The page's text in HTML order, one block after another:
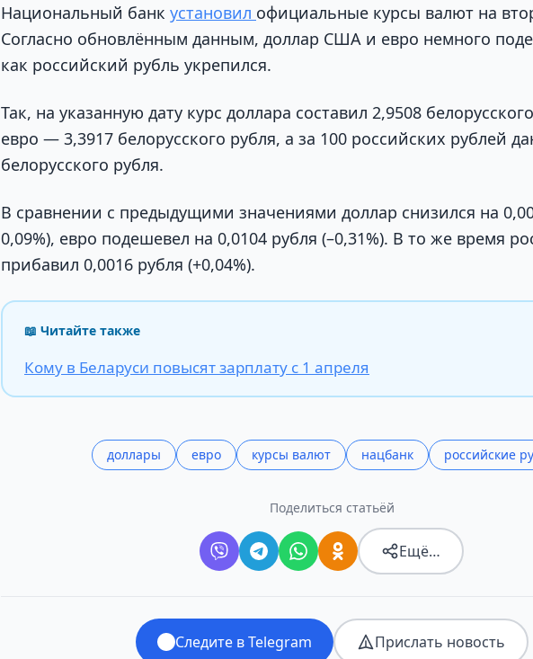
Национальный банк установил официальные курсы валют на
Согласно обновлённым данным, доллар США и евро немного
как российский рубль укрепился.
Так, на указанную дату курс доллара составил 2,9508
евро — 3,3917 белорусского рубля, а за 100 российских рублей
белорусского рубля.
В сравнении с предыдущими значениями доллар снизился на
0,09%), евро подешевел на 0,0104 рубля (–0,31%). В то же время
прибавил 0,0016 рубля (+0,04%).
📖 Читайте также
Кому в Беларуси повысят зарплату с 1 апреля
доллары евро курсы валют нацбанк российские
Поделиться статьёй
Ещё…
Следите в Telegram Прислать новость